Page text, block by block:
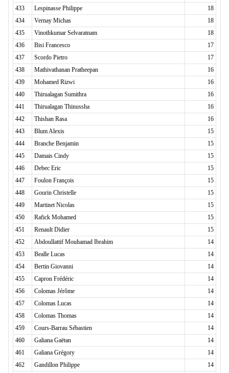
433
Lespinasse Philippe
18
434
Vernay Michas
18
435
Vinothkumar Selvaratnam
18
436
Bisi Francesco
17
437
Scordo Pietro
17
438
Mathivathanan Pratheepan
16
439
Mohamed Rizwi
16
440
Thirualagan Sumithra
16
441
Thirualagan Thinussha
16
442
Thishan Rasa
16
443
Blum Alexis
15
444
Branche Benjamin
15
445
Damais Cindy
15
446
Debec Eric
15
447
Foulon François
15
448
Gourin Christelle
15
449
Martinet Nicolas
15
450
Rafick Mohamed
15
451
Renault Didier
15
452
Abdoullattif Mouhamad Ibrahim
14
453
Bealle Lucas
14
454
Bertin Giovanni
14
455
Capron Frédéric
14
456
Colomas Jérôme
14
457
Colomas Lucas
14
458
Colomas Thomas
14
459
Cours-Barrau Sébastien
14
460
Galiana Gaëtan
14
461
Galiana Grégory
14
462
Gandillon Philippe
14